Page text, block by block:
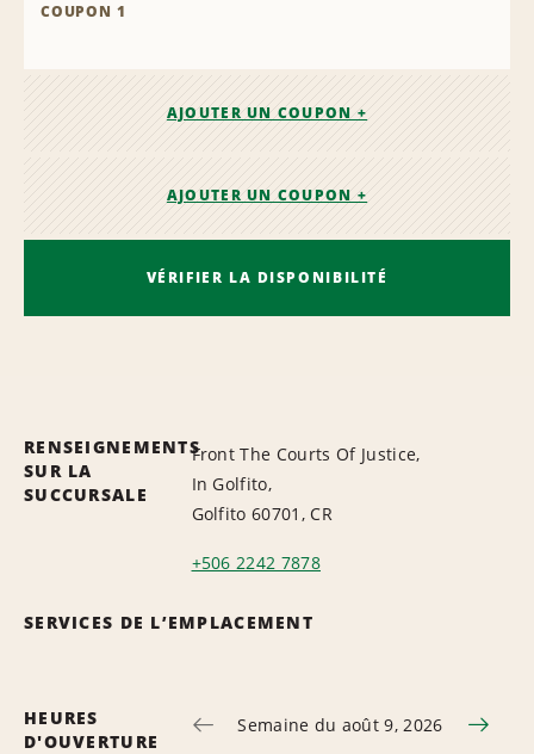
COUPON 1
AJOUTER UN COUPON +
AJOUTER UN COUPON +
VÉRIFIER LA DISPONIBILITÉ
RENSEIGNEMENTS
SUR LA
SUCCURSALE
Front The Courts Of Justice,
In Golfito,
Golfito 60701, CR
+506 2242 7878
SERVICES DE L’EMPLACEMENT
HEURES
D'OUVERTURE
Semaine du août 9, 2026